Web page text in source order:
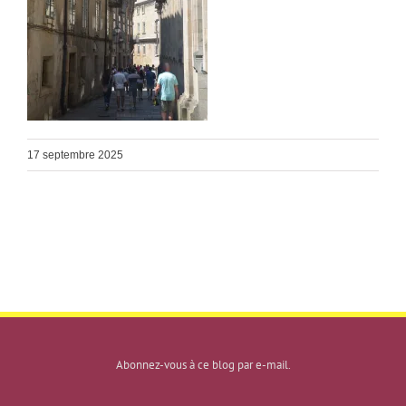
17 septembre 2025
Abonnez-vous à ce blog par e-mail.